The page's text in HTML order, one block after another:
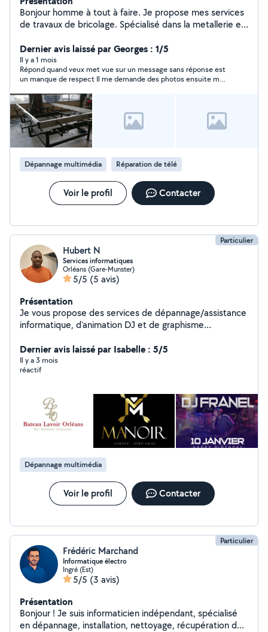
Bonjour homme à tout à faire. Je propose mes services
de travaux de bricolage. Spécialisé dans la metallerie et
complexe. Travaux mécanique auto aussi. Je trouve
toujours une solution.
Dernier avis laissé par Georges : 1/5
Il y a 1 mois
Répond quand veux met vue sur un message sans réponse est
un manque de respect Il me demande des photos ensuite me
Dépannage multimédia Réparation de télé
Voir le profil Contacter
Particulier
Hubert N
Services informatiques
Orléans (Gare-Munster)
5/5 (5 avis)
Présentation
Je vous propose des services de dépannage/assistance
informatique, d'animation DJ et de graphisme
visite, plaquettes, papier en-tête etc.).
Dernier avis laissé par Isabelle : 5/5
Il y a 3 mois
réactif
Dépannage multimédia
Voir le profil Contacter
Particulier
Frédéric Marchand
Informatique électro
Ingré (Est)
5/5 (3 avis)
Présentation
Bonjour ! Je suis informaticien indépendant, spécialisé
en dépannage, installation, nettoyage, récupération de